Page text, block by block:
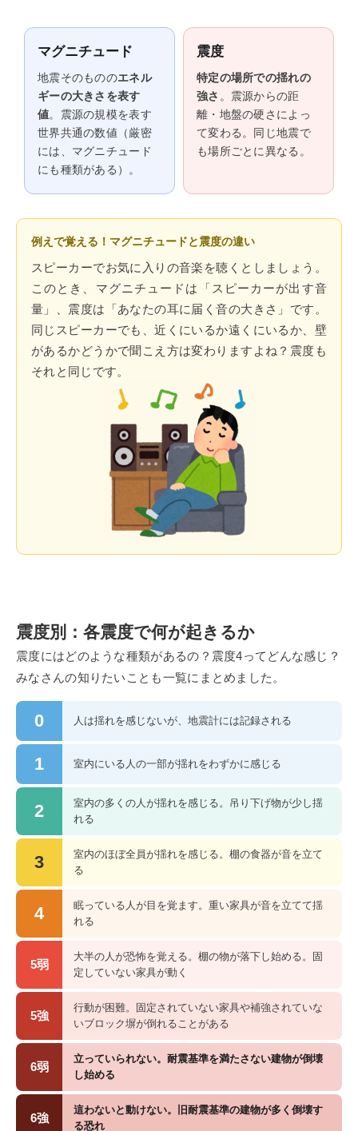
マグニチュード
地震そのもののエネル
ギーの大きさを表す
値。震源の規模を表す
世界共通の数値（厳密
には、マグニチュード
にも種類がある）。
震度
特定の場所での揺れの
強さ 。震源からの距
離・地盤の硬さによっ
て変わる。同じ地震で
も場所ごとに異なる。
例えで覚える！マグニチュードと震度の違い
スピーカーでお気に入りの音楽を聴くとしましょう。
このとき、マグニチュードは「スピーカーが出す音
量」、震度は「あなたの耳に届く音の大きさ」です。
同じスピーカーでも、近くにいるか遠くにいるか、壁
があるかどうかで聞こえ方は変わりますよね？震度も
それと同じです。
震度別：各震度で何が起きるか
震度にはどのような種類があるの？震度4ってどんな感じ？
みなさんの知りたいことも一覧にまとめました。
0 人は揺れを感じないが、地震計には記録される
1 室内にいる人の一部が揺れをわずかに感じる
2
室内の多くの人が揺れを感じる。吊り下げ物が少し揺
れる
3
室内のほぼ全員が揺れを感じる。棚の食器が音を立て
る
4
眠っている人が目を覚ます。重い家具が音を立てて揺
れる
5弱
大半の人が恐怖を覚える。棚の物が落下し始める。固
定していない家具が動く
5強
行動が困難。固定されていない家具や補強されていな
いブロック塀が倒れることがある
6弱
立っていられない。耐震基準を満たさない建物が倒壊
し始める
6強
這わないと動けない。旧耐震基準の建物が多く倒壊す
る恐れ